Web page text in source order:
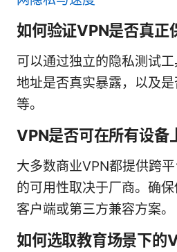
如何验证VPN是否真正
可以通过独立的隐私测试
地址是否真实暴露，以及
等。
VPN是否可在所有设备
大多数商业VPN都提供跨
的可用性取决于厂商。确
客户端或第三方兼容方案。
如何选取教育场景下的